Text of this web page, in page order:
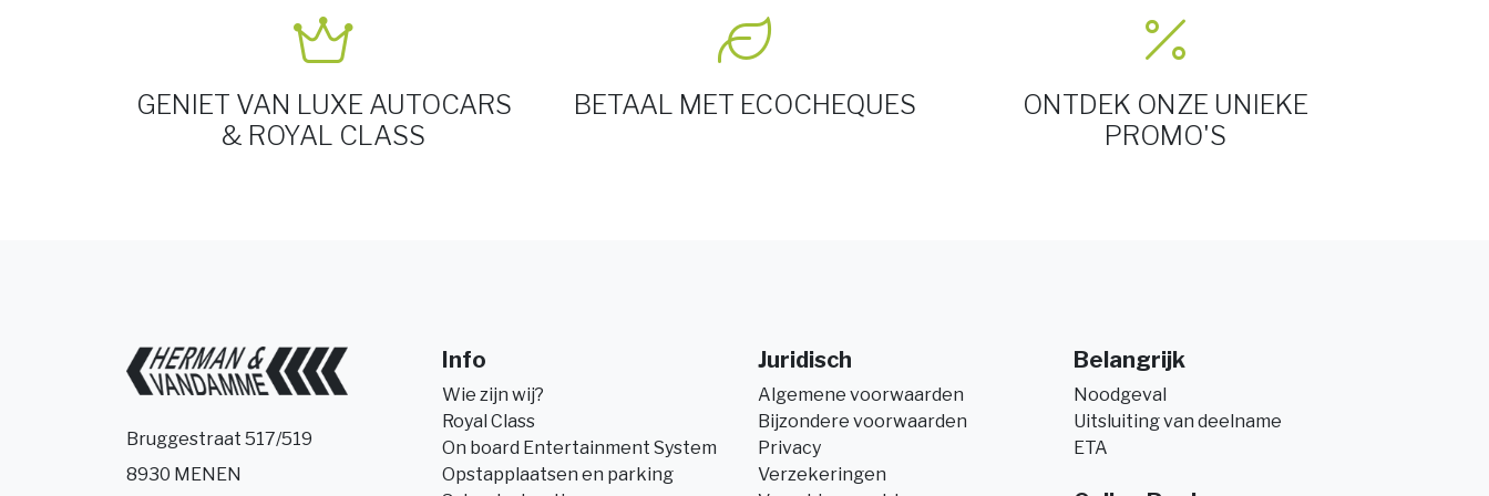
GENIET VAN LUXE AUTOCARS
& ROYAL CLASS
BETAAL MET ECOCHEQUES
ONTDEK ONZE UNIEKE
PROMO'S
Bruggestraat 517/519
8930 MENEN
Info
Wie zijn wij?
Royal Class
On board Entertainment System
Opstapplaatsen en parking
Juridisch
Algemene voorwaarden
Bijzondere voorwaarden
Privacy
Verzekeringen
Belangrijk
Noodgeval
Uitsluiting van deelname
ETA